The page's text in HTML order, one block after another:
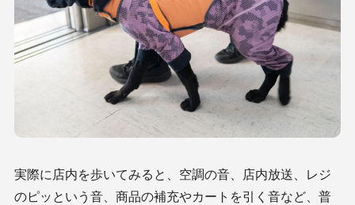
実際に店内を歩いてみると、空調の音、店内放送、レジ
のピッという音、商品の補充やカートを引く音など、普